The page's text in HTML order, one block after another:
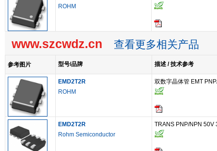
ROHM
www.szcwdz.cn 查看更多相关产品
参考图片 型号/品牌 描述 / 技术参考
EMD2T2R
ROHM
双数字晶体管 EMT
EMD2T2R
Rohm Semiconductor
TRANS PNP/NPN 50V